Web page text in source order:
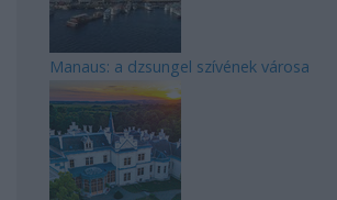
Manaus: a dzsungel szívének városa